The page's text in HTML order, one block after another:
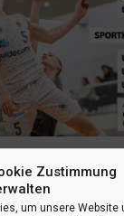
Zustimmung
um unsere Website
bei den